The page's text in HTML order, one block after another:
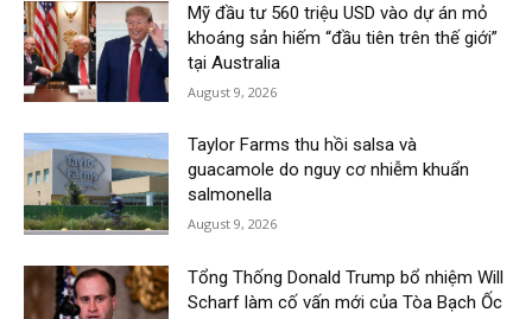
Mỹ đầu tư 560 triệu USD vào dự án mỏ
khoáng sản hiếm “đầu tiên trên thế giới”
tại Australia
August 9, 2026
Taylor Farms thu hồi salsa và
guacamole do nguy cơ nhiễm khuẩn
salmonella
August 9, 2026
Tổng Thống Donald Trump bổ nhiệm Will
Scharf làm cố vấn mới của Tòa Bạch Ốc